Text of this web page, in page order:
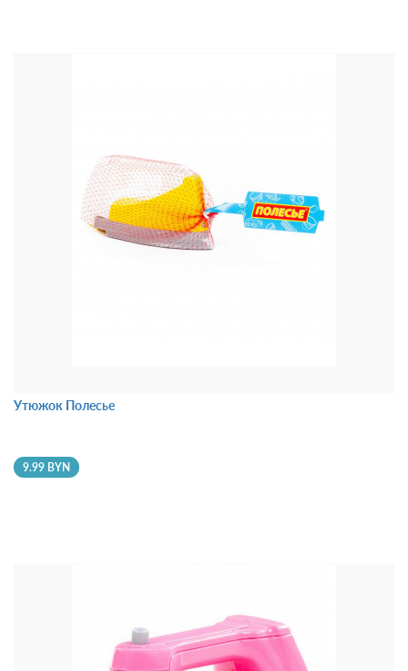
Утюжок Полесье
9.99 BYN